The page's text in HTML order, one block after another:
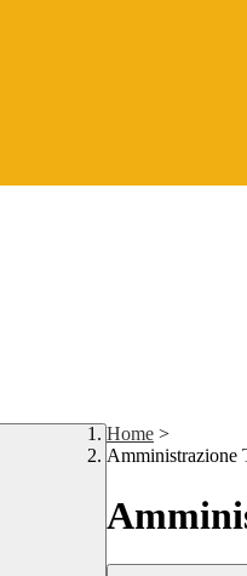
Home >
Amministrazione